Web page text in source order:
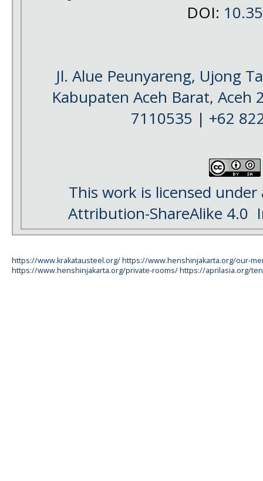
DOI:
Jl. Alue Peunyareng, Ujong
Kabupaten Aceh Barat, Aceh
7110535 | +62
This work is licensed
Attribution-ShareAlike 4.0
https://www.krakatausteel.org/https://www.henshinjakarta.org/our-
https://www.henshinjakarta.org/private-rooms/https://aprilasia.org/